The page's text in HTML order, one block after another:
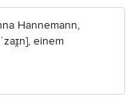
Hannemann,
einem